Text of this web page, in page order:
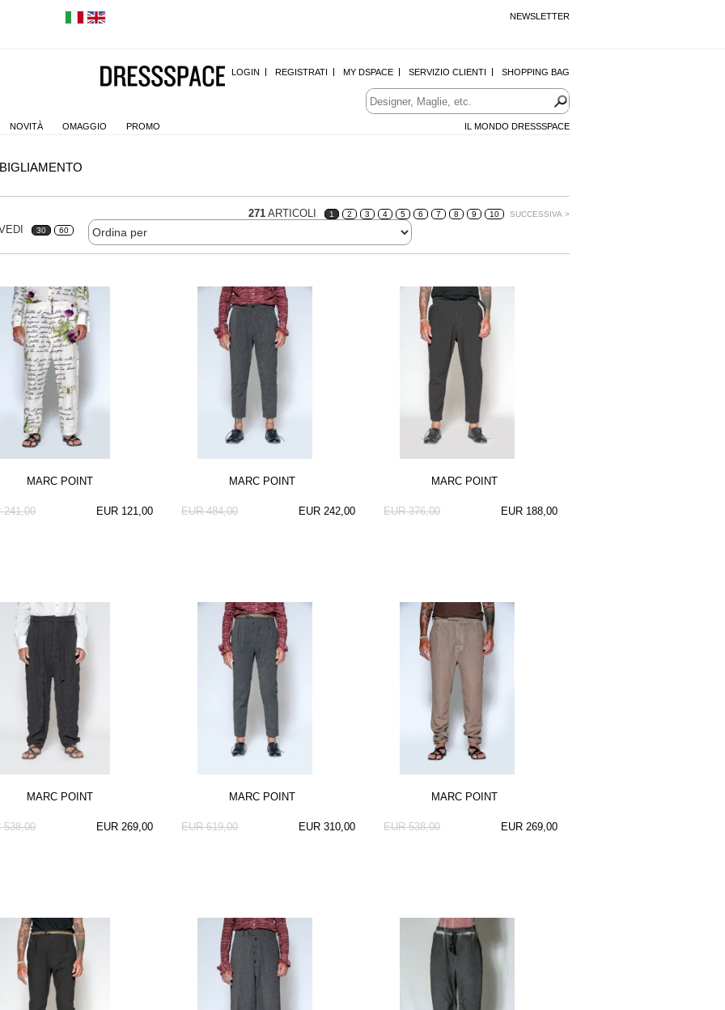
NEWSLETTER
LOGIN REGISTRATI MY DSPACE SERVIZIO CLIENTI SHOPPING BAG
NOVITÀ OMAGGIO PROMO IL MONDO DRESSSPACE
271 ARTICOLI 1 2 3 4 5 6 7 8 9 10 SUCCESSIVA >
30 60
MARC POINT
EUR 121,00
241,00
MARC POINT
EUR 242,00
EUR 484,00
MARC POINT
EUR 188,00
EUR 376,00
MARC POINT
EUR 269,00
538,00
MARC POINT
EUR 310,00
EUR 619,00
MARC POINT
EUR 269,00
EUR 538,00